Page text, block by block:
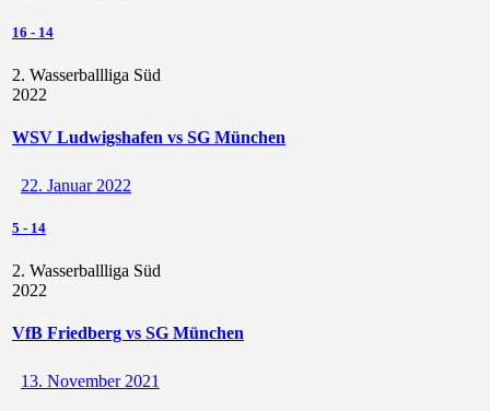
16 - 14
2. Wasserballliga Süd
2022
WSV Ludwigshafen vs SG München
22. Januar 2022
5 - 14
2. Wasserballliga Süd
2022
VfB Friedberg vs SG München
13. November 2021